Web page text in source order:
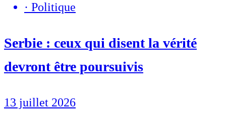
· Politique
Serbie : ceux qui disent la vérité
devront être poursuivis
13 juillet 2026